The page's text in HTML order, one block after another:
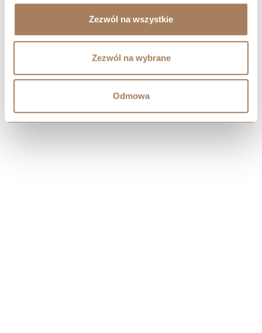
Zezwól na wszystkie
Zezwól na wybrane
Odmowa